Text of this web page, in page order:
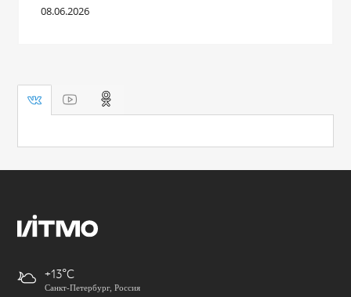
08.06.2026
+13
Санкт-Петербург, Россия